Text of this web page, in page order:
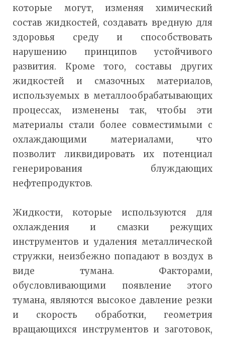
которые могут, изменяя химический
состав жидкостей, создавать вредную для
здоровья среду и способствовать
нарушению принципов устойчивого
развития. Кроме того, составы других
жидкостей и смазочных материалов,
используемых в металлообрабатывающих
процессах, изменены так, чтобы эти
материалы стали более совместимыми с
охлаждающими материалами, что
позволит ликвидировать их потенциал
генерирования блуждающих
нефтепродуктов.
Жидкости, которые используются для
охлаждения и смазки режущих
инструментов и удаления металлической
стружки, неизбежно попадают в воздух в
виде тумана. Факторами,
обусловливающими появление этого
тумана, являются высокое давление резки
и скорость обработки, геометрия
вращающихся инструментов и заготовок,